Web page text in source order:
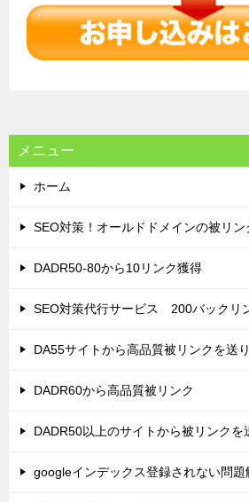
メニュー
ホーム
SEO対策！オールドドメインの被リン
DADR50-80から10リンク獲得
SEO対策代行サービス 200バックリ
DA55サイトから高品質被リンクを送
DADR60から高品質被リンク
DADR50以上のサイトから被リンクを
googleインデックス登録されない問題